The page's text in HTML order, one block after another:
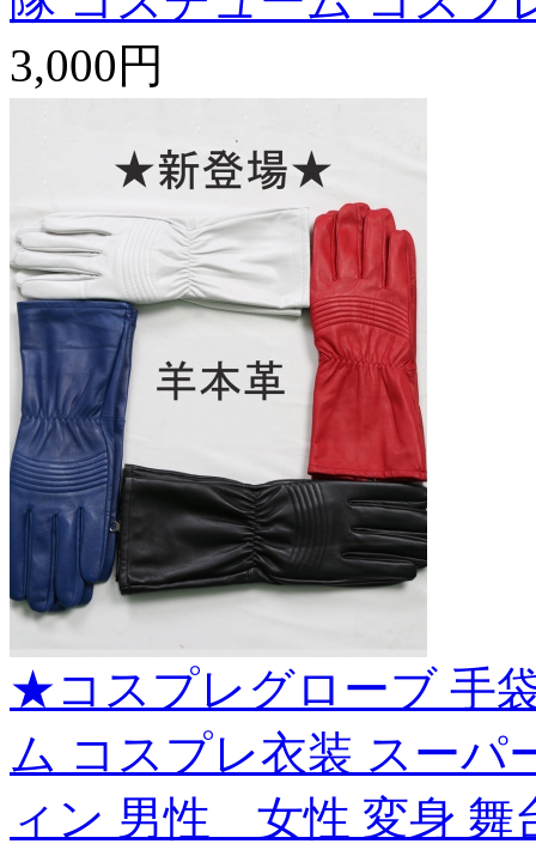
3,000円
★コスプレグローブ 手
ム コスプレ衣装 スーパ
ィン 男性 女性 変身 舞